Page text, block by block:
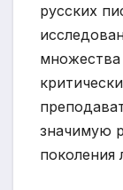
русских
значимую
поколения